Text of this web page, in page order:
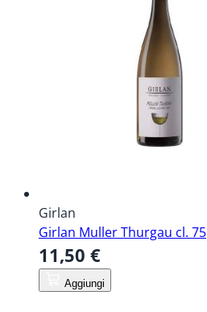
Girlan
Girlan Muller Thurgau cl. 75
11,50 €
Aggiungi